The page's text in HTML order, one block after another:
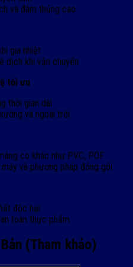
và đâm thủng cao
gia nhiệt
dịch khi vận chuyển
tối ưu
thời gian dài
và ngoài trời
co khác như PVC, POF
và phương pháp đóng gói
độc hại
toàn thực phẩm
(Tham khảo)